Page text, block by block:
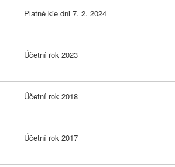
Platné kie dni 7. 2. 2024
Účetní rok 2023
Účetní rok 2018
Účetní rok 2017